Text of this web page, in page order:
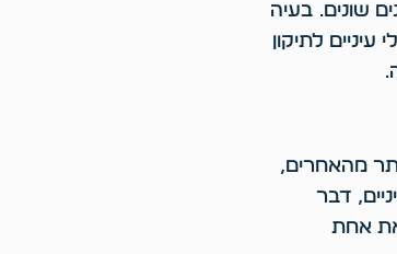
שונים. בעיה
לתיקון
מהאחרים,
דבר
את אחת